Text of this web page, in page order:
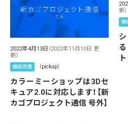
2022年4月13日 （2022年11月10日 更
新）
機能改善 （pickup）
カラーミーショップは3Dセ
キュア2.0に対応します！【新
カゴプロジェクト通信 号外】
新）
機